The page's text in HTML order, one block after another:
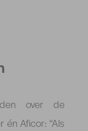
over de
én Aficor: “Als